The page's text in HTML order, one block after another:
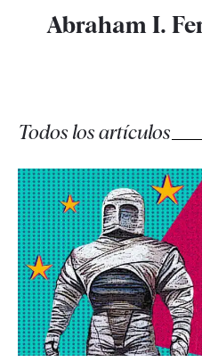
Abraham I.
Todos los artículos